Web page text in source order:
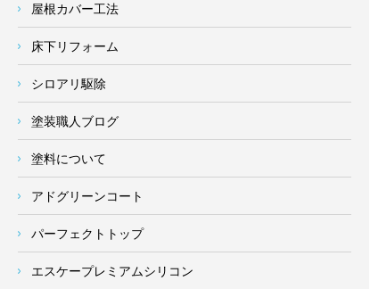
屋根カバー工法
床下リフォーム
シロアリ駆除
塗装職人ブログ
塗料について
アドグリーンコート
パーフェクトトップ
エスケープレミアムシリコン